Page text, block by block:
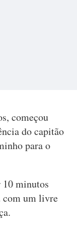
começou
do capitão
para o
minutos
com um livre